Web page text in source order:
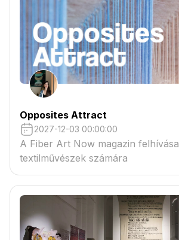
Opposites Attract
2027-12-03 00:00:00
A Fiber Art Now magazin felhívása
textilművészek számára